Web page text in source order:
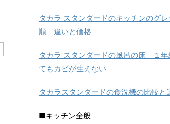
タカラ スタンダードのキッチンのグレ
順 違いと価格
タカラ スタンダードの風呂の床 １年
てもカビが生えない
タカラスタンダードの食洗機の比較と
■キッチン全般